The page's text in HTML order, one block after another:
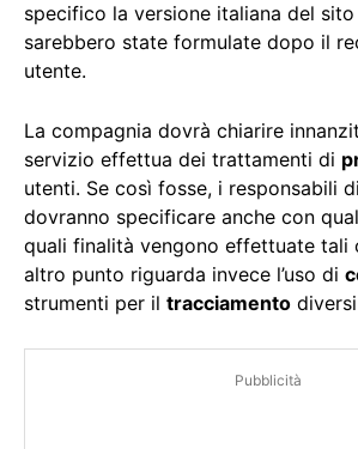
specifico la versione italiana del sito
sarebbero state formulate dopo il
utente.
La compagnia dovrà chiarire
servizio effettua dei trattamenti di
utenti. Se così fosse, i responsabili
dovranno specificare anche con
quali finalità vengono effettuate tali
altro punto riguarda invece l’uso di
strumenti per il tracciamento
Pubblicità